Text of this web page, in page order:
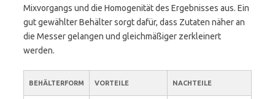
Mixvorgangs und die Homogenität des Ergebnisses aus. Ein
gut gewählter Behälter sorgt dafür, dass Zutaten näher an
die Messer gelangen und gleichmäßiger zerkleinert
werden.
BEHÄLTERFORM VORTEILE NACHTEILE